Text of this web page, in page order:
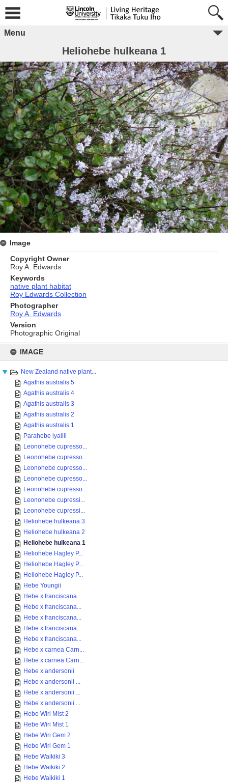
content
IMAGE
New Zealand native plant...
Agathis australis 5
Agathis australis 4
Agathis australis 3
Agathis australis 2
Agathis australis 1
Parahebe lyallii
Leonohebe cupresso...
Leonohebe cupresso...
Leonohebe cupresso...
Leonohebe cupresso...
Leonohebe cupresso...
Leonohebe cupressi...
Leonohebe cupressi...
Heliohebe hulkeana 3
Heliohebe hulkeana 2
Heliohebe hulkeana 1
Heliohebe Hagley P...
Heliohebe Hagley P...
Heliohebe Hagley P...
Hebe Youngii
Hebe x franciscana...
Hebe x franciscana...
Hebe x franciscana...
Hebe x franciscana...
Hebe x franciscana...
Hebe x carnea Carn...
Hebe x carnea Carn...
Hebe x andersonii
Hebe x andersonii ...
Hebe x andersonii ...
Hebe x andersonii ...
Hebe Wiri Mist 2
Hebe Wiri Mist 1
Hebe Wiri Gem 2
Hebe Wiri Gem 1
Hebe Waikiki 3
Hebe Waikiki 2
Hebe Waikiki 1
Menu
Heliohebe hulkeana 1
Image
Copyright Owner
Roy A. Edwards
Keywords
native plant habitat
Roy Edwards Collection
Photographer
Roy A. Edwards
Version
Photographic Original